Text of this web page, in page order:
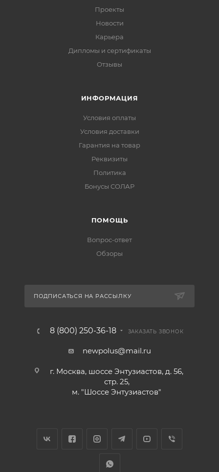
Проекты
Новости
Карьера
Дипломы и сертификаты
Отзывы
ИНФОРМАЦИЯ
Условия оплаты
Условия доставки
Гарантия на товар
Реквизиты
Политика
Бонусы СОЛАР
ПОМОЩЬ
Вопрос-ответ
Обзоры
ПОДПИСАТЬСЯ НА РАССЫЛКУ
8 (800) 250-36-18 ЗАКАЗАТЬ ЗВОНОК
newpolus@mail.ru
г. Москва, шоссе Энтузиастов, д. 56,
стр. 25,
м. "Шоссе Энтузиастов"